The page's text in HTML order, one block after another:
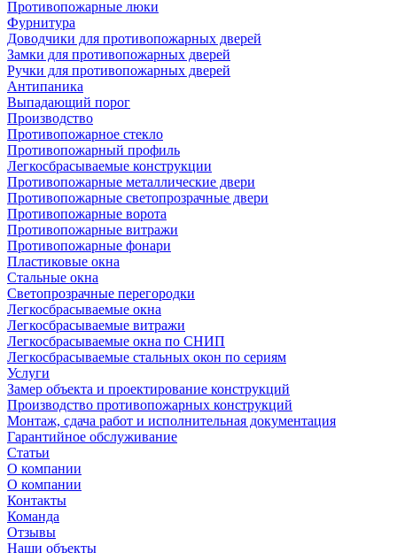
Противопожарные люки
Фурнитура
Доводчики для противопожарных дверей
Замки для противопожарных дверей
Ручки для противопожарных дверей
Антипаника
Выпадающий порог
Производство
Противопожарное стекло
Противопожарный профиль
Легкосбрасываемые конструкции
Противопожарные металлические двери
Противопожарные светопрозрачные двери
Противопожарные ворота
Противопожарные витражи
Противопожарные фонари
Пластиковые окна
Стальные окна
Светопрозрачные перегородки
Легкосбрасываемые окна
Легкосбрасываемые витражи
Легкосбрасываемые окна по СНИП
Легкосбрасываемые стальных окон по сериям
Услуги
Замер объекта и проектирование конструкций
Производство противопожарных конструкций
Монтаж, сдача работ и исполнительная документация
Гарантийное обслуживание
Статьи
О компании
О компании
Контакты
Команда
Отзывы
Наши объекты